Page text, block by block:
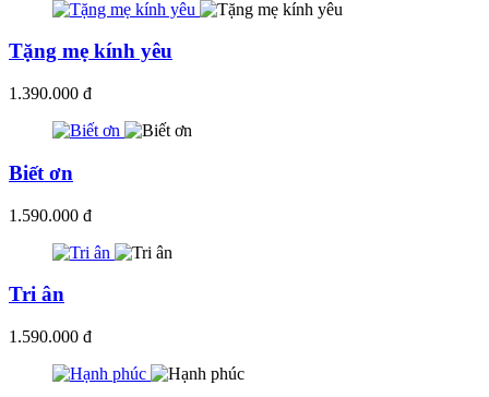
Tặng mẹ kính yêu
1.390.000 đ
Biết ơn
1.590.000 đ
Tri ân
1.590.000 đ